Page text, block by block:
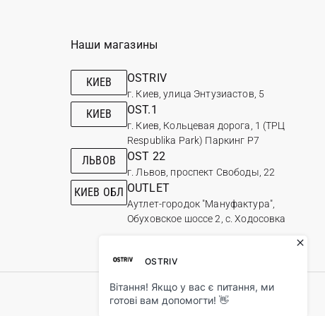
Наши магазины
КИЕВ OSTRIV
г. Киев, улица Энтузиастов, 5
КИЕВ OST.1
г. Киев, Кольцевая дорога, 1 (ТРЦ
Respublika Park) Паркинг Р7
ЛЬВОВ OST 22
г. Львов, проспект Свободы, 22
КИЕВ ОБЛ OUTLET
Аутлет-городок "Мануфактура",
Обуховское шоссе 2, с. Ходосовка